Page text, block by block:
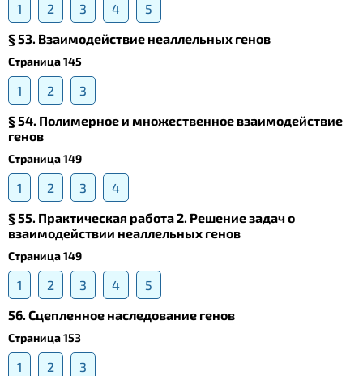
1 2 3 4
5
§ 53. Взаимодействие неаллельных генов
Страница 145
1 2
3
§ 54. Полимерное и множественное взаимодействие
генов
Страница 149
1 2 3
4
§ 55. Практическая работа 2. Решение задач о
взаимодействии неаллельных генов
Страница 149
1 2 3 4
5
56. Сцепленное наследование генов
Страница 153
1 2
3